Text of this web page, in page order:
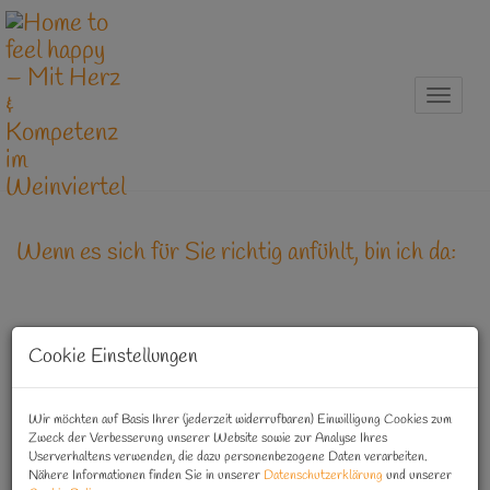
Wenn es sich für Sie richtig anfühlt, bin ich da:
Adresse
Home to feel happy GmbH
Grund 15, 2042 Grund
Tanja Hengl
Cookie Einstellungen
Wir möchten auf Basis Ihrer (jederzeit widerrufbaren) Einwilligung Cookies zum
Zweck der Verbesserung unserer Website sowie zur Analyse Ihres
Userverhaltens verwenden, die dazu personenbezogene Daten verarbeiten.
Nähere Informationen finden Sie in unserer Datenschutzerklärung und unserer